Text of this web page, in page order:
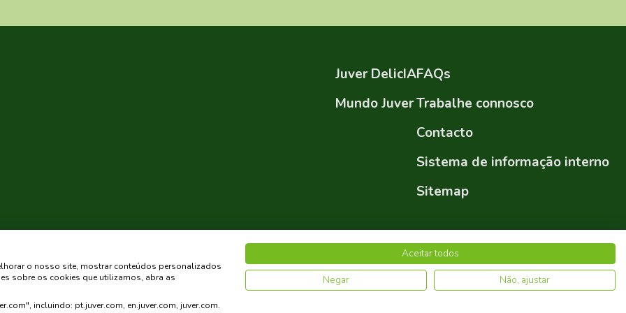
Juver DelicIA
Mundo Juver
FAQs
Trabalhe connosco
Contacto
Sistema de informação interno
Sitemap
Política de Privacidade Política de Cookies
o nosso site, mostrar conteúdos personalizados
sobre os cookies que utilizamos, abra as
incluindo: pt.juver.com, en.juver.com, juver.com.
Aceitar todos
Negar
Não, ajustar